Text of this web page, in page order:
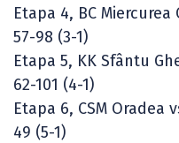
Etapa 4, BC Miercurea
57-98 (3-1)
Etapa 5, KK Sfântu
62-101 (4-1)
Etapa 6, CSM Oradea
49 (5-1)